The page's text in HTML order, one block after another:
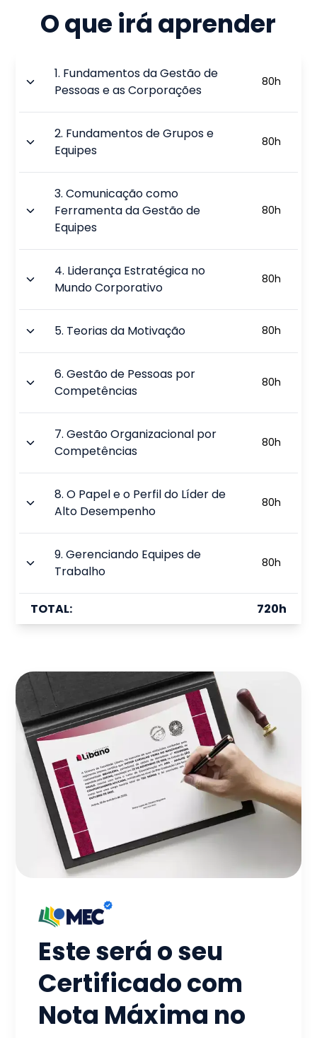
O que irá aprender
1. Fundamentos da Gestão de
Pessoas e as Corporações
80h
2. Fundamentos de Grupos e
Equipes
80h
3.Comunicação como
Ferramenta da Gestão de
Equipes
80h
4. Liderança Estratégica no
Mundo Corporativo
80h
5. Teorias da Motivação 80h
6.Gestão de Pessoas por
Competências
80h
7.Gestão Organizacional por
Competências
80h
8.O Papel e o Perfil do Líder de
Alto Desempenho
80h
9.Gerenciando Equipes de
Trabalho
80h
TOTAL: 720h
Este será o seu
Certificado com
Nota Máxima no